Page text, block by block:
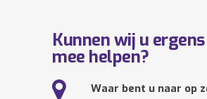
Kunnen wij u ergens
mee helpen?
Waar bent u naar op